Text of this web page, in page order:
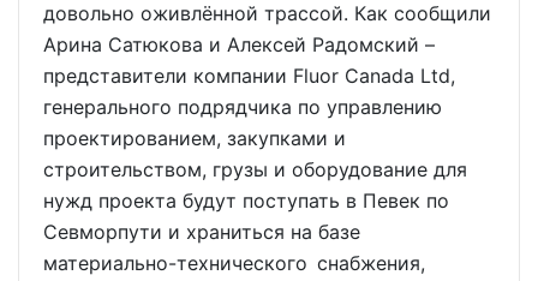
довольно оживлённой трассой. Как сообщили
Арина Сатюкова и Алексей Радомский –
представители компании Fluor Canada Ltd,
генерального подрядчика по управлению
проектированием, закупками и
строительством, грузы и оборудование для
нужд проекта будут поступать в Певек по
Севморпути и храниться на базе
материально-технического снабжения,